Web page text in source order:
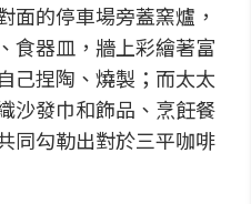
面的停車場旁蓋窯爐，
食器皿，牆上彩繪著富
己捏陶、燒製；而太太
沙發巾和飾品、烹飪餐
同勾勒出對於三平咖啡